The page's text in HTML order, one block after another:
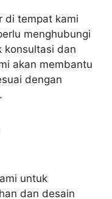
di tempat kami
menghubungi
konsultasi dan
akan membantu
dengan
untuk
dan desain